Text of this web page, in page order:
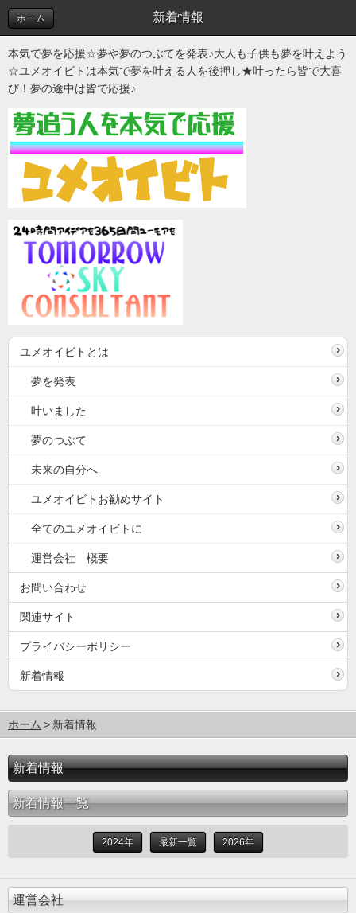
新着情報
ホーム
本気で夢を応援☆夢や夢のつぶてを発表♪大人も子供も夢を叶えよう
☆ユメオイビトは本気で夢を叶える人を後押し★叶ったら皆で大喜
び！夢の途中は皆で応援♪
ユメオイビトとは
夢を発表
叶いました
夢のつぶて
未来の自分へ
ユメオイビトお勧めサイト
全てのユメオイビトに
運営会社 概要
お問い合わせ
関連サイト
プライバシーポリシー
新着情報
ホーム 新着情報
新着情報
新着情報一覧
2024年 最新一覧 2026年
運営会社